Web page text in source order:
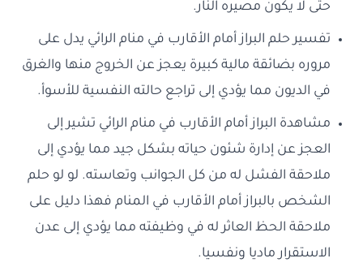
حتى لا يكون مصيره النار.
تفسير حلم البراز أمام الأقارب في منام الرائي يدل على
مروره بضائقة مالية كبيرة يعجز عن الخروج منها والغرق
في الديون مما يؤدي إلى تراجع حالته النفسية للأسوأ.
مشاهدة البراز أمام الأقارب في منام الرائي تشير إلى
العجز عن إدارة شئون حياته بشكل جيد مما يؤدي إلى
ملاحقة الفشل له من كل الجوانب وتعاسته. لو لو حلم
الشخص بالبراز أمام الأقارب في المنام فهذا دليل على
ملاحقة الحظ العاثر له في وظيفته مما يؤدي إلى عدن
الاستقرار ماديا ونفسيا.